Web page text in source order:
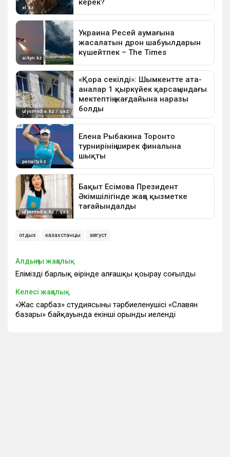
отдых казахстанцы август
Алдыңғы жаңалық
Еліміздің барлық өңірінде алғашқы қоңырау соғылды
Келесі жаңалық
«Жас сарбаз» студиясының тәрбиеленушісі «Славян
базары» байқауында екінші орынды иеленді